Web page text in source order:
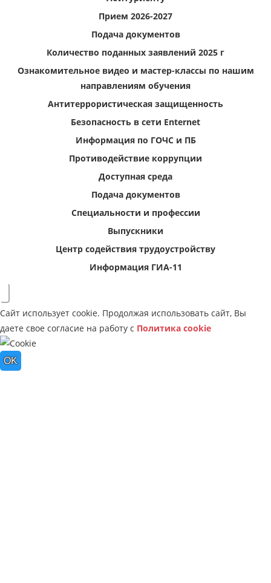
Прием 2026-2027
Подача документов
Количество поданных заявлений 2025 г
Ознакомительное видео и мастер-классы по нашим
направлениям обучения
Антитеррористическая защищенность
Безопасность в сети Enternet
Информация по ГОЧС и ПБ
Противодействие коррупции
Доступная среда
Подача документов
Специальности и профессии
Выпускники
Центр содействия трудоустройству
Информация ГИА-11
Сайт использует cookie. Продолжая использовать сайт, Вы
даете свое согласие на работу с Политика cookie
OK